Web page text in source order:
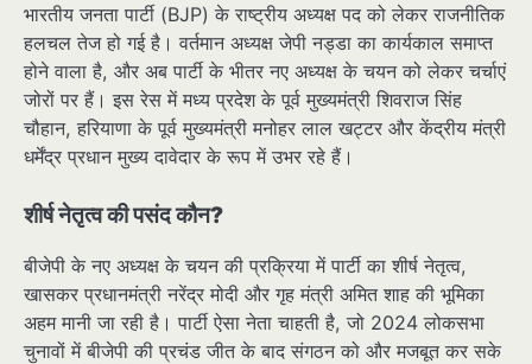
भारतीय जनता पार्टी (BJP) के राष्ट्रीय अध्यक्ष पद को लेकर राजनीतिक
हलचल तेज हो गई है। वर्तमान अध्यक्ष जेपी नड्डा का कार्यकाल समाप्त
होने वाला है, और अब पार्टी के भीतर नए अध्यक्ष के चयन को लेकर चर्चाएं
जोरों पर हैं। इस रेस में मध्य प्रदेश के पूर्व मुख्यमंत्री शिवराज सिंह
चौहान, हरियाणा के पूर्व मुख्यमंत्री मनोहर लाल खट्टर और केंद्रीय मंत्री
धर्मेंद्र प्रधान मुख्य दावेदार के रूप में उभर रहे हैं।
शीर्ष नेतृत्व की पसंद कौन?
बीजेपी के नए अध्यक्ष के चयन की प्रक्रिया में पार्टी का शीर्ष नेतृत्व,
खासकर प्रधानमंत्री नरेंद्र मोदी और गृह मंत्री अमित शाह की भूमिका
अहम मानी जा रही है। पार्टी ऐसा नेता चाहती है, जो 2024 लोकसभा
चुनावों में बीजेपी की प्रचंड जीत के बाद संगठन को और मजबूत कर सके